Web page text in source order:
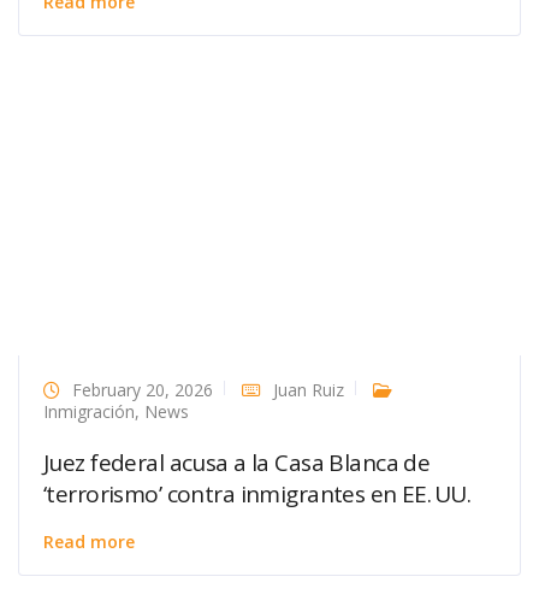
February 20, 2026
Juan Ruiz
Inmigración, News
Juez federal acusa a la Casa Blanca de
‘terrorismo’ contra inmigrantes en EE. UU.
Read more